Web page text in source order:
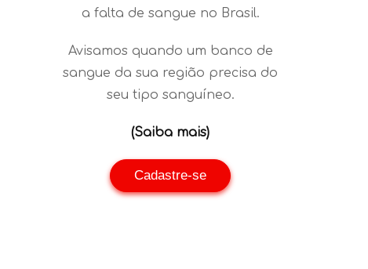
a falta de sangue no Brasil.
Avisamos quando um banco de
sangue da sua região precisa do
seu tipo sanguíneo.
(Saiba mais)
Cadastre-se